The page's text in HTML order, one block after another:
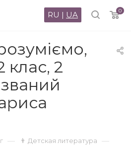
0
RU | UA
клас, 2
— 👨 Детская литература —